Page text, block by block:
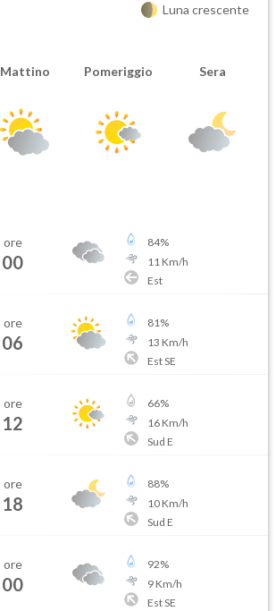
Luna crescente
Mattino Pomeriggio Sera
ore
00
84%
11 Km/h
Est
ore
06
81%
13 Km/h
Est SE
ore
12
66%
16Km/h
Sud E
ore
18
88%
10Km/h
Sud E
ore
00
92%
9Km/h
Est SE